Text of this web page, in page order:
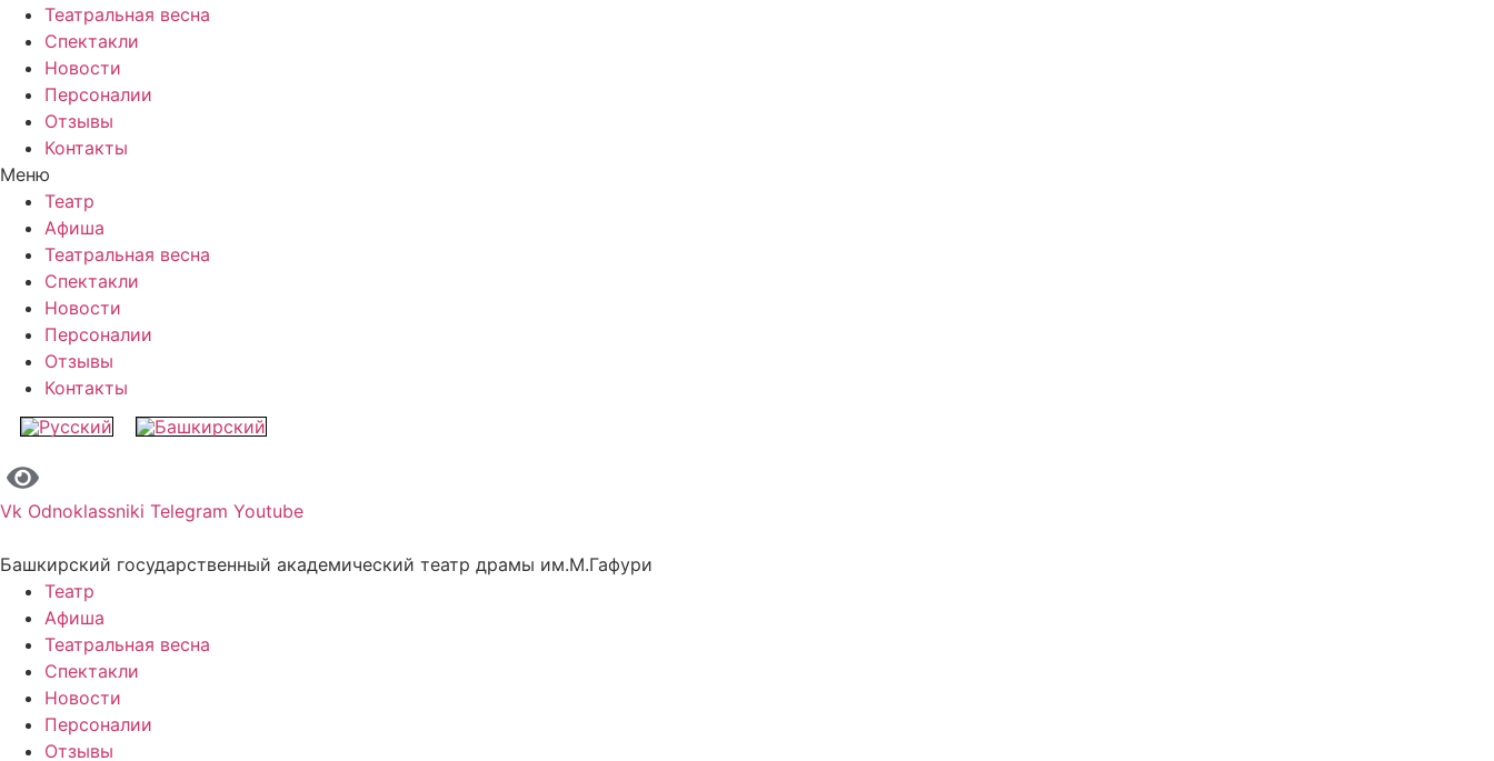
Театральная весна
Спектакли
Новости
Персоналии
Отзывы
Контакты
Меню
Театр
Афиша
Театральная весна
Спектакли
Новости
Персоналии
Отзывы
Контакты
Vk Odnoklassniki Telegram Youtube
Башкирский государственный академический театр драмы им.М.Гафури
Театр
Афиша
Театральная весна
Спектакли
Новости
Персоналии
Отзывы